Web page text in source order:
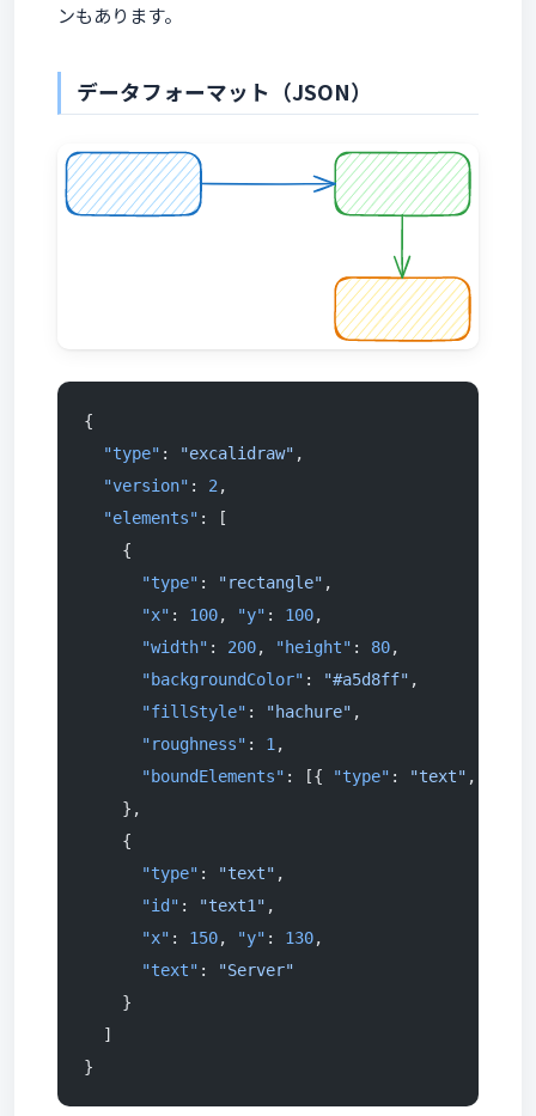
ンもあります。
データフォーマット（JSON）
{
  "type"
: "excalidraw" ,
  "version"
: 2 ,
  "elements"
: [
    {
      "type"
: "rectangle" ,
      "x"
: 100, "y" : 100,
      "width"
: 200, "height" : 80,
      "backgroundColor"
: "#a5d8ff" ,
      "fillStyle"
: "hachure" ,
      "roughness"
: 1 ,
      "boundElements"
: [{ "type" : "text" ,
    },
    {
      "type"
: "text" ,
      "id"
: "text1" ,
      "x"
: 150, "y" : 130,
      "text"
:
"Server"
    }
  ]
}